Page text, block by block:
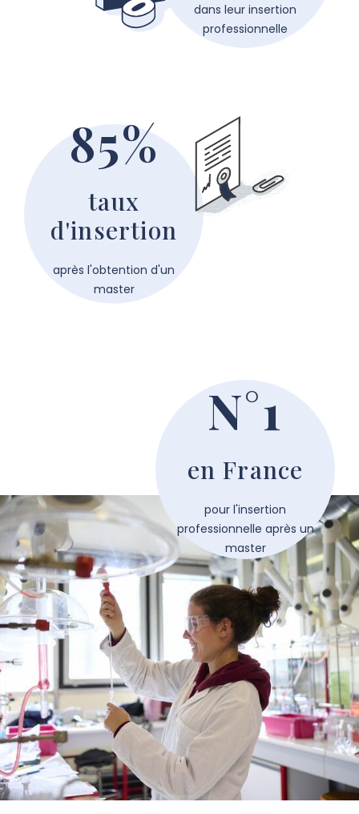
dans leur insertion
professionnelle
85%
taux
d'insertion
après l'obtention d'un
master
N°1
en France
pour l'insertion
professionnelle après un
master